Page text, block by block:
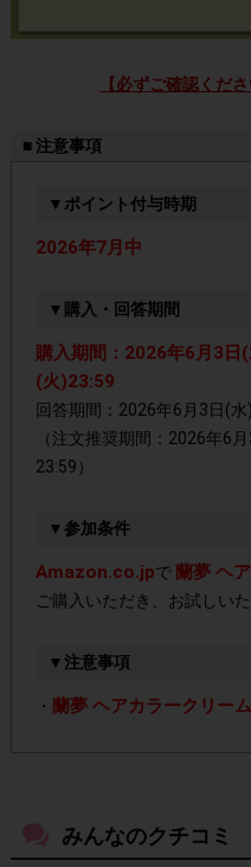
【必ずご確認くだ
■ 注意事項
▼ポイント付与時期
2026年7月中
▼購入・回答期間
購入期間：2026年6月3日
(火)23:59
回答期間：2026年6月3日(
（注文推奨期間：2026年6
23:59）
▼参加条件
Amazon.co.jpで 蘭夢 ヘ
ご購入いただき、お試しいた
▼注意事項
・ 蘭夢 ヘアカラークリー
しているAmazon.co.jp専用
場合はポイント付与対象外
みんなのクチコミ